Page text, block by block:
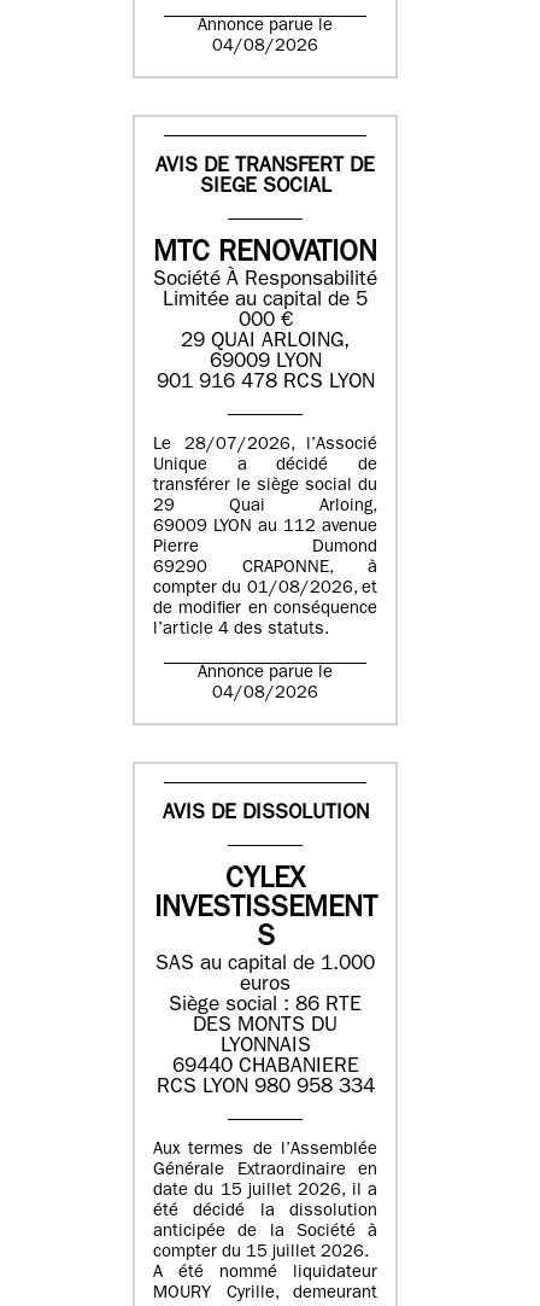
Annonce parue le
04/08/2026
AVIS DE TRANSFERT DE
SIEGE SOCIAL
MTC RENOVATION
Société À Responsabilité
Limitée au capital de 5
000 €
29 QUAI ARLOING,
69009 LYON
901 916 478 RCS LYON
Le 28/07/2026, l’Associé
Unique a décidé de
transférer le siège social du
29 Quai Arloing,
69009 LYON au 112 avenue
Pierre Dumond
69290 CRAPONNE, à
compter du 01/08/2026, et
de modifier en conséquence
l’article 4 des statuts.
Annonce parue le
04/08/2026
AVIS DE DISSOLUTION
CYLEX
INVESTISSEMENT
S
SAS au capital de 1.000
euros
Siège social : 86 RTE
DES MONTS DU
LYONNAIS
69440 CHABANIERE
RCS LYON 980 958 334
Aux termes de l’Assemblée
Générale Extraordinaire en
date du 15 juillet 2026, il a
été décidé la dissolution
anticipée de la Société à
compter du 15 juillet 2026.
A été nommé liquidateur
MOURY Cyrille, demeurant